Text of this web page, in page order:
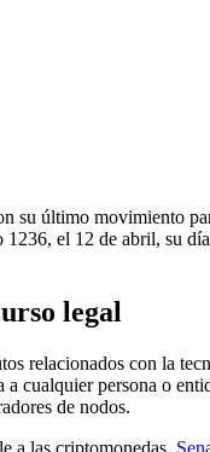
su último movimiento
el 12 de abril, su
legal
relacionados con la
persona o
de nodos.